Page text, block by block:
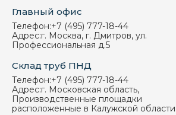
Главный офис
Телефон:+7 (495) 777-18-44
Адрес:г. Москва, г. Дмитров, ул.
Профессиональная д.5
Склад труб ПНД
Телефон:+7 (495) 777-18-44
Адрес:г. Московская область,
Производственные площадки
расположенные в Калужской области.